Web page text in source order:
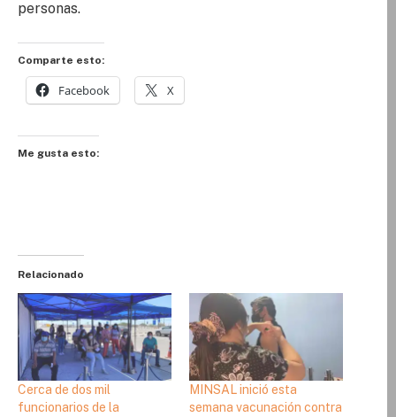
personas.
Comparte esto:
Facebook X
Me gusta esto:
Relacionado
Cerca de dos mil
funcionarios de la
MINSAL inició esta
semana vacunación contra